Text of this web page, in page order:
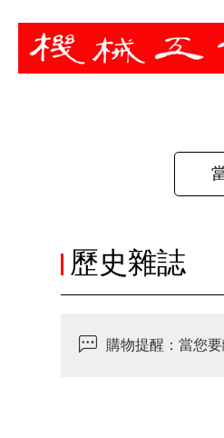
暫停
歷史雜誌
購物提醒：當您